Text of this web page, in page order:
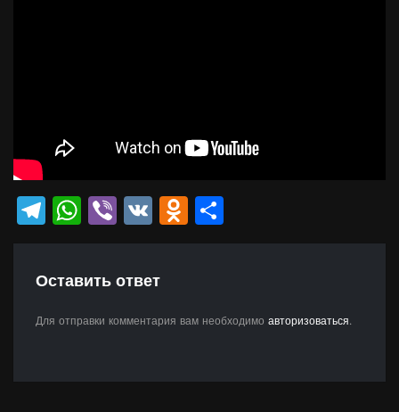
Telegram
WhatsApp
Viber
VK Odnoklassniki
Оставить ответ
Для отправки комментария вам необходимо авторизоваться.